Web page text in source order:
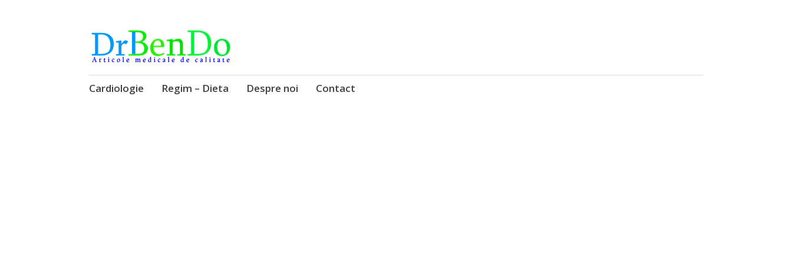
DrBendo.ro
Alimentatia sa iti fie medicatia
Sari
Cardiologie Regim – Dieta Despre noi Contact